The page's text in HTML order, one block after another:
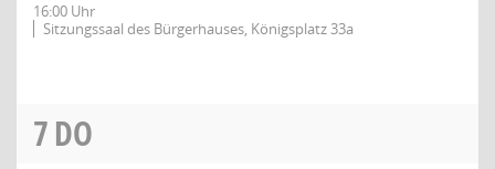
16:00 Uhr
Sitzungssaal des Bürgerhauses, Königsplatz 33a
7DO